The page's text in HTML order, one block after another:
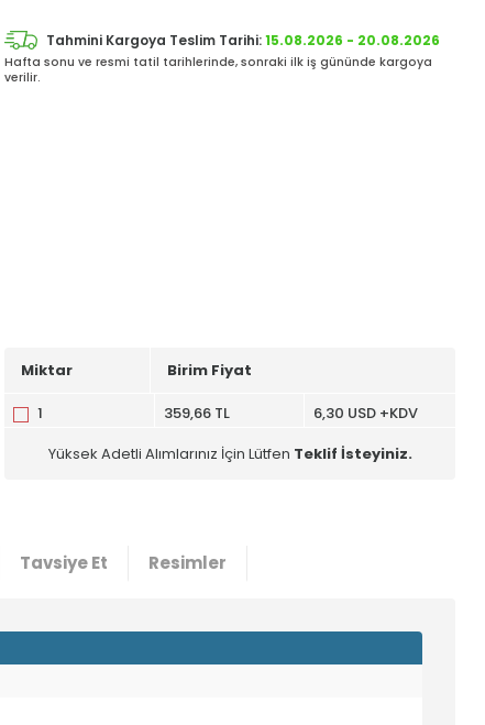
Tahmini Kargoya Teslim Tarihi:15.08.2026 - 20.08.2026
Hafta sonu ve resmi tatil tarihlerinde, sonraki ilk iş gününde kargoya
verilir.
Miktar Birim Fiyat
1 359,66 TL
6,30 USD +KDV
Yüksek Adetli Alımlarınız İçin Lütfen Teklif İsteyiniz.
Tavsiye Et Resimler